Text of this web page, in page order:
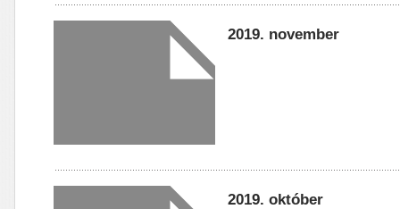
2019. november
2019. október